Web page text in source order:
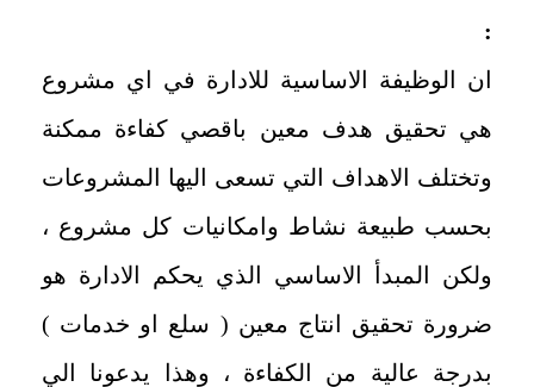
:
ان الوظيفة الاساسية للادارة في اي مشروع
هي تحقيق هدف معين باقصي كفاءة ممكنة
وتختلف الاهداف التي تسعى اليها المشروعات
بحسب طبيعة نشاط وامكانيات كل مشروع ،
ولكن المبدأ الاساسي الذي يحكم الادارة هو
ضرورة تحقيق انتاج معين ( سلع او خدمات )
بدرجة عالية من الكفاءة ، وهذا يدعونا الي